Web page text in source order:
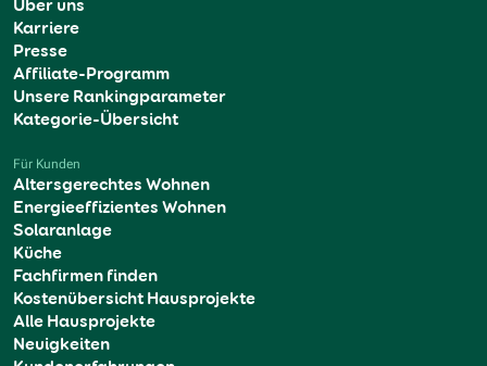
Über uns
Karriere
Presse
Affiliate-Programm
Unsere Rankingparameter
Kategorie-Übersicht
Für Kunden
Altersgerechtes Wohnen
Energieeffizientes Wohnen
Solaranlage
Küche
Fachfirmen finden
Kostenübersicht Hausprojekte
Alle Hausprojekte
Neuigkeiten